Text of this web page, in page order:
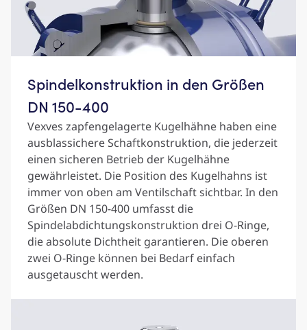
Spindelkonstruktion in den Größen
DN 150-400
Vexves zapfengelagerte Kugelhähne haben eine
ausblassichere Schaftkonstruktion, die jederzeit
einen sicheren Betrieb der Kugelhähne
gewährleistet. Die Position des Kugelhahns ist
immer von oben am Ventilschaft sichtbar. In den
Größen DN 150-400 umfasst die
Spindelabdichtungskonstruktion drei O-Ringe,
die absolute Dichtheit garantieren. Die oberen
zwei O-Ringe können bei Bedarf einfach
ausgetauscht werden.